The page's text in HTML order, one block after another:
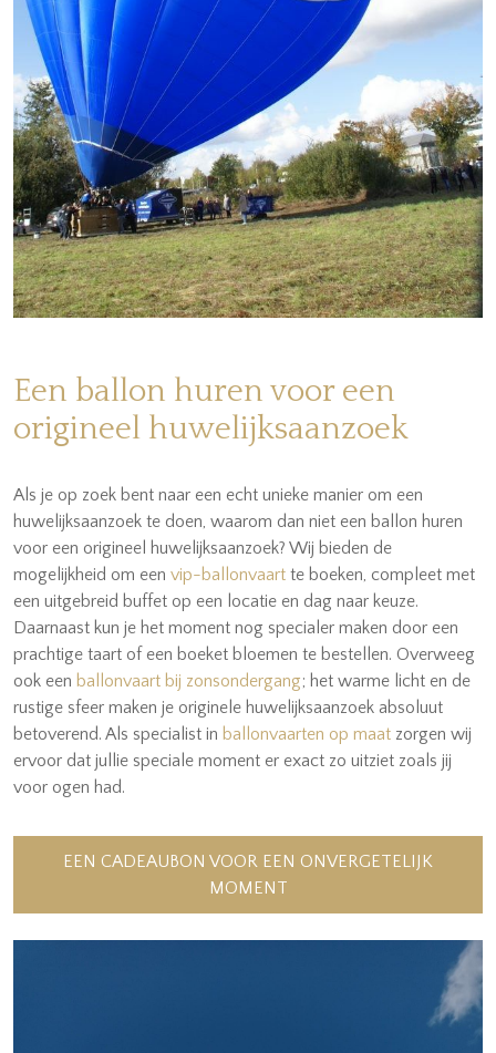
Een ballon huren voor een
origineel huwelijksaanzoek
Als je op zoek bent naar een echt unieke manier om een
huwelijksaanzoek te doen, waarom dan niet een ballon huren
voor een origineel huwelijksaanzoek? Wij bieden de
mogelijkheid om een vip-ballonvaart te boeken, compleet met
een uitgebreid buffet op een locatie en dag naar keuze.
Daarnaast kun je het moment nog specialer maken door een
prachtige taart of een boeket bloemen te bestellen. Overweeg
ook een ballonvaart bij zonsondergang; het warme licht en de
rustige sfeer maken je originele huwelijksaanzoek absoluut
betoverend. Als specialist in ballonvaarten op maat zorgen wij
ervoor dat jullie speciale moment er exact zo uitziet zoals jij
voor ogen had.
EEN CADEAUBON VOOR EEN ONVERGETELIJK
MOMENT